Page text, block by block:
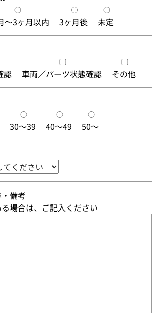
～3ヶ月以内 3ヶ月後 未定
認 車両／パーツ状態確認 その他
30～39 40～49 50～
備考
場合は、ご記入ください